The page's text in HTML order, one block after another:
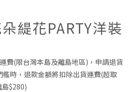
緹花PARTY洋裝
費(限台灣本島及離島地區)，申請退貨
時，退款金額將扣除出貨運費(超取
$280)